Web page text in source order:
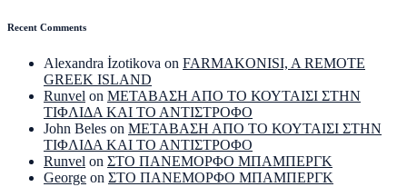
Recent Comments
Alexandra İzotikova on FARMAKONISI, A REMOTE
GREEK ISLAND
Runvel on ΜΕΤΑΒΑΣΗ ΑΠΟ ΤΟ ΚΟΥΤΑΙΣΙ ΣΤΗΝ
ΤΙΦΛΙΔΑ ΚΑΙ ΤΟ ΑΝΤΙΣΤΡΟΦΟ
John Beles on ΜΕΤΑΒΑΣΗ ΑΠΟ ΤΟ ΚΟΥΤΑΙΣΙ ΣΤΗΝ
ΤΙΦΛΙΔΑ ΚΑΙ ΤΟ ΑΝΤΙΣΤΡΟΦΟ
Runvel on ΣΤΟ ΠΑΝΕΜΟΡΦΟ ΜΠΑΜΠΕΡΓΚ
George on ΣΤΟ ΠΑΝΕΜΟΡΦΟ ΜΠΑΜΠΕΡΓΚ